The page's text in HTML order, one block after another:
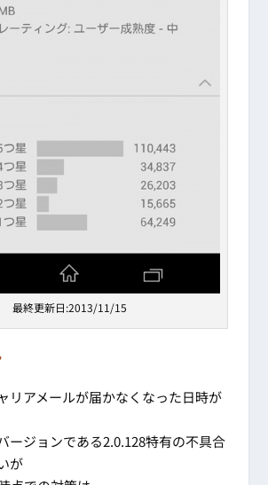
最終更新日:2013/11/15
リアメールが届かなくなった日時が
ージョンである2.0.128特有の不具合
が